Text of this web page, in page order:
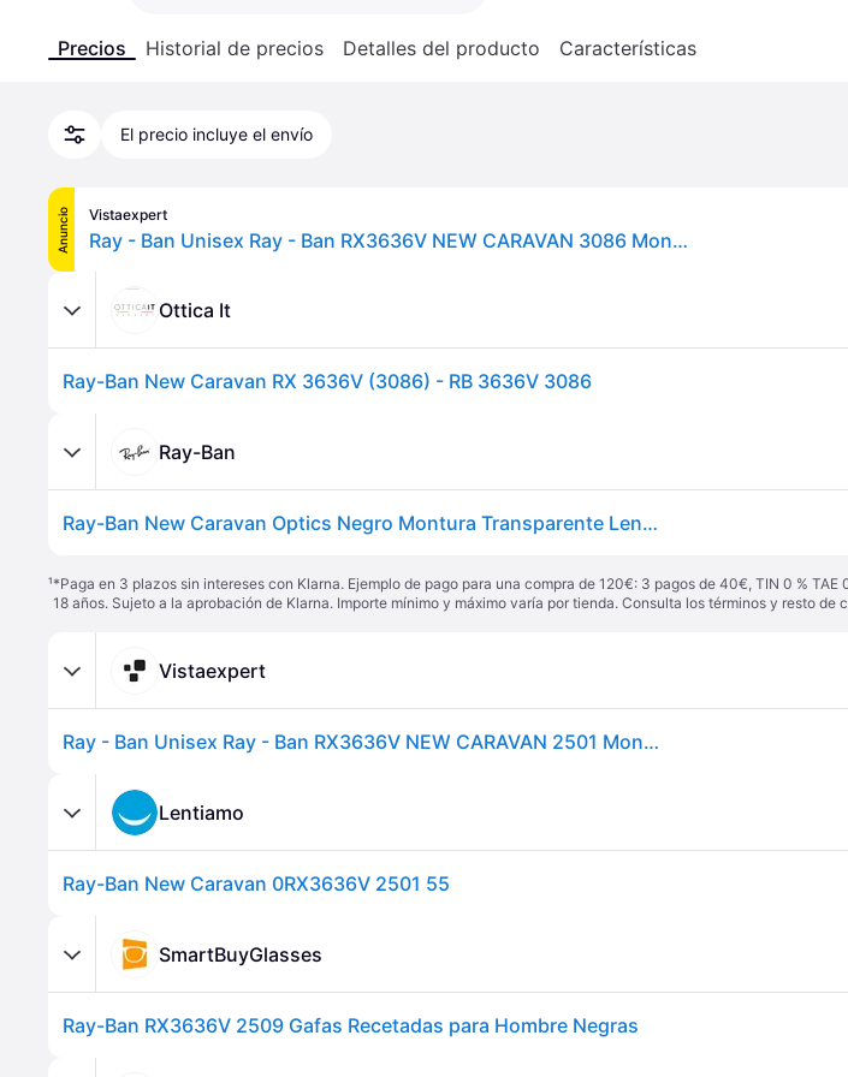
Precios Historial de precios Detalles del producto Características
El precio incluye el envío
Anuncio Vistaexpert
Ray - Ban Unisex Ray - Ban RX3636V NEW CARAVAN 3086 Monturas ópticas Metal Oro Transparente Cuadrada Normal
Ottica It
Ray-Ban New Caravan RX 3636V (3086) - RB 3636V 3086
Ray-Ban
Ray-Ban New Caravan Optics Negro Montura Transparente Lentes Polarizado 55-15
¹*Paga en 3 plazos sin intereses con Klarna. Ejemplo de pago para una compra de 120€: 3 pagos de 40€, TIN 0 %
18 años. Sujeto a la aprobación de Klarna. Importe mínimo y máximo varía por tienda. Consulta los términos y resto de
Vistaexpert
Ray - Ban Unisex Ray - Ban RX3636V NEW CARAVAN 2501 Monturas ópticas Metal Plata Transparente Cuadrada Normal
Lentiamo
Ray-Ban New Caravan 0RX3636V 2501 55
SmartBuyGlasses
Ray-Ban RX3636V 2509 Gafas Recetadas para Hombre Negras